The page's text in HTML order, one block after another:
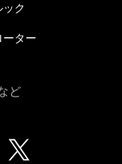
ック
ーター
ど